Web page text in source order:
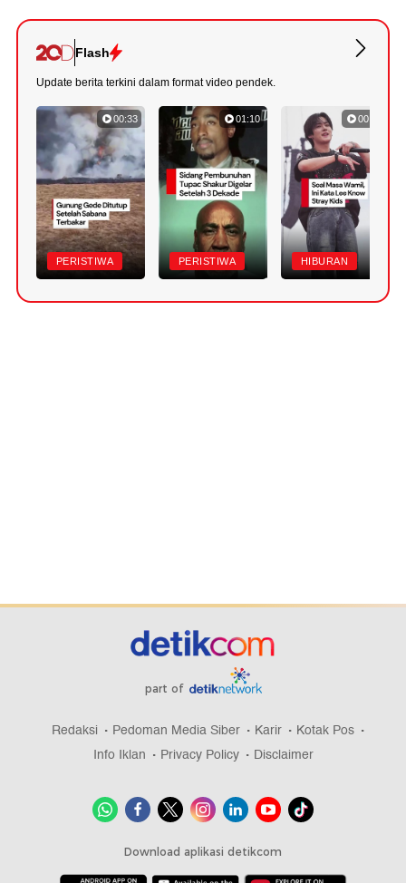
Flash
Update berita terkini dalam format video pendek.
00:33
PERISTIWA
01:10
PERISTIWA
00:48
HIBURAN
part of
Redaksi Pedoman Media Siber Karir
Kotak Pos
Info Iklan
Privacy Policy Disclaimer
Download aplikasi detikcom